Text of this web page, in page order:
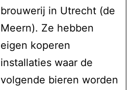
brouwerij in Utrecht (de
Meern). Ze hebben
eigen koperen
installaties waar de
volgende bieren worden